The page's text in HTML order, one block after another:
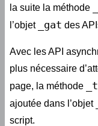
la suite la méthode
l’objet
_gat des
Avec les API
plus nécessaire
page, la méthode
ajoutée dans l’objet
script.